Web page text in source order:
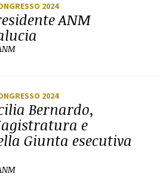
2024
ANM
2024
Bernardo,
e
Giunta esecutiva